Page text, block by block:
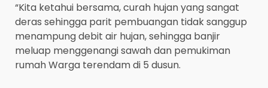
“Kita ketahui bersama, curah hujan yang sangat
deras sehingga parit pembuangan tidak sanggup
menampung debit air hujan, sehingga banjir
meluap menggenangi sawah dan pemukiman
rumah Warga terendam di 5 dusun.